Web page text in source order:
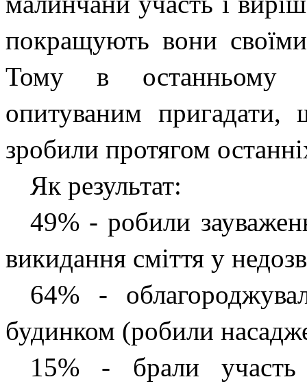
покращують вони
Тому в останньому
опитуваним
зробили протягом
Як результат:
49% - робили
викидання сміття у
64% -
будинком (робили
15% - брали участь